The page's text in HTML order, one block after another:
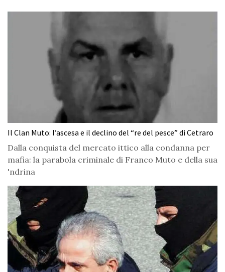
Il Clan Muto: l’ascesa e il declino del “re del pesce” di Cetraro
Dalla conquista del mercato ittico alla condanna per
mafia: la parabola criminale di Franco Muto e della sua
'ndrina